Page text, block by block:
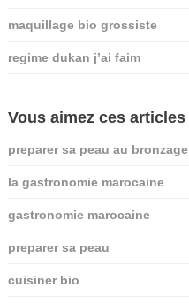
maquillage bio grossiste
regime dukan j’ai faim
Vous aimez ces articles
preparer sa peau au bronzage
la gastronomie marocaine
gastronomie marocaine
preparer sa peau
cuisiner bio